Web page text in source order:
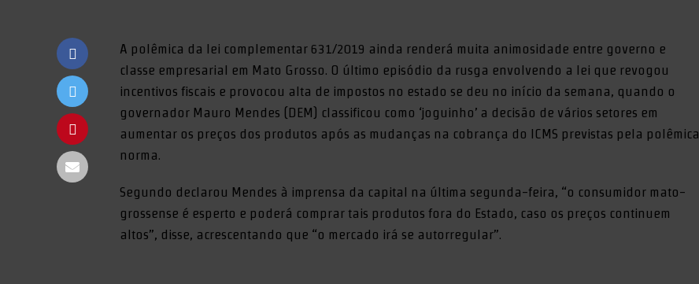
A polêmica da lei complementar 631/2019 ainda renderá muita animosidade entre governo e
classe empresarial em Mato Grosso. O último episódio da rusga envolvendo a lei que revogou
incentivos fiscais e provocou alta de impostos no estado se deu no início da semana, quando o
governador Mauro Mendes (DEM) classificou como ‘joguinho’ a decisão de vários setores em
aumentar os preços dos produtos após as mudanças na cobrança do ICMS previstas pela polêmica
norma.
Segundo declarou Mendes à imprensa da capital na última segunda-feira, “o consumidor mato-
grossense é esperto e poderá comprar tais produtos fora do Estado, caso os preços continuem
altos”, disse, acrescentando que “o mercado irá se autorregular”.